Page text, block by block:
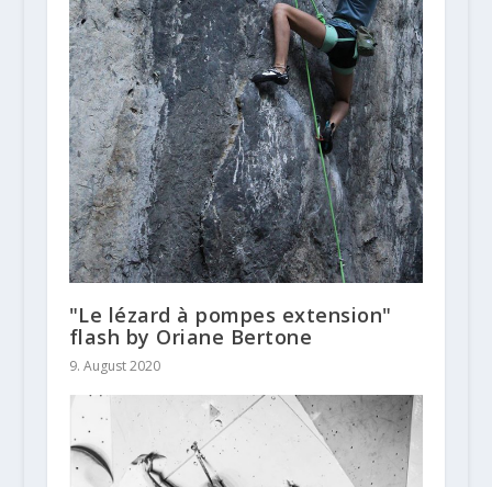
"Le lézard à pompes extension"
flash by Oriane Bertone
9. August 2020